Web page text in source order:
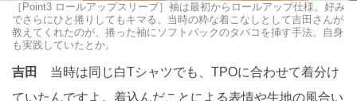
［Point3 ロールアップスリーブ］袖は最初からロールアップ仕様。好み
でさらにひと捲りしてもキマる。当時の粋な着こなしとして吉田さんが
教えてくれたのが、捲った袖にソフトパックのタバコを挿す手法。自身
も実践していたとか。
吉田
当時は同じ白Tシャツでも、TPOに合わせて着分け
ていたんですよ。着込んだことによる表情や生地の風合い